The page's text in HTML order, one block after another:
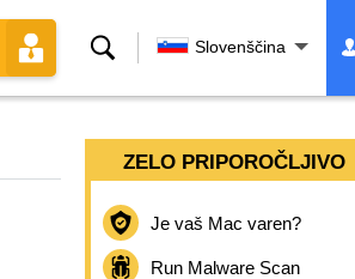
Iskanje Slovenščina
ZELO PRIPOROČLJIVO
Je vaš Mac varen?
Run Malware Scan